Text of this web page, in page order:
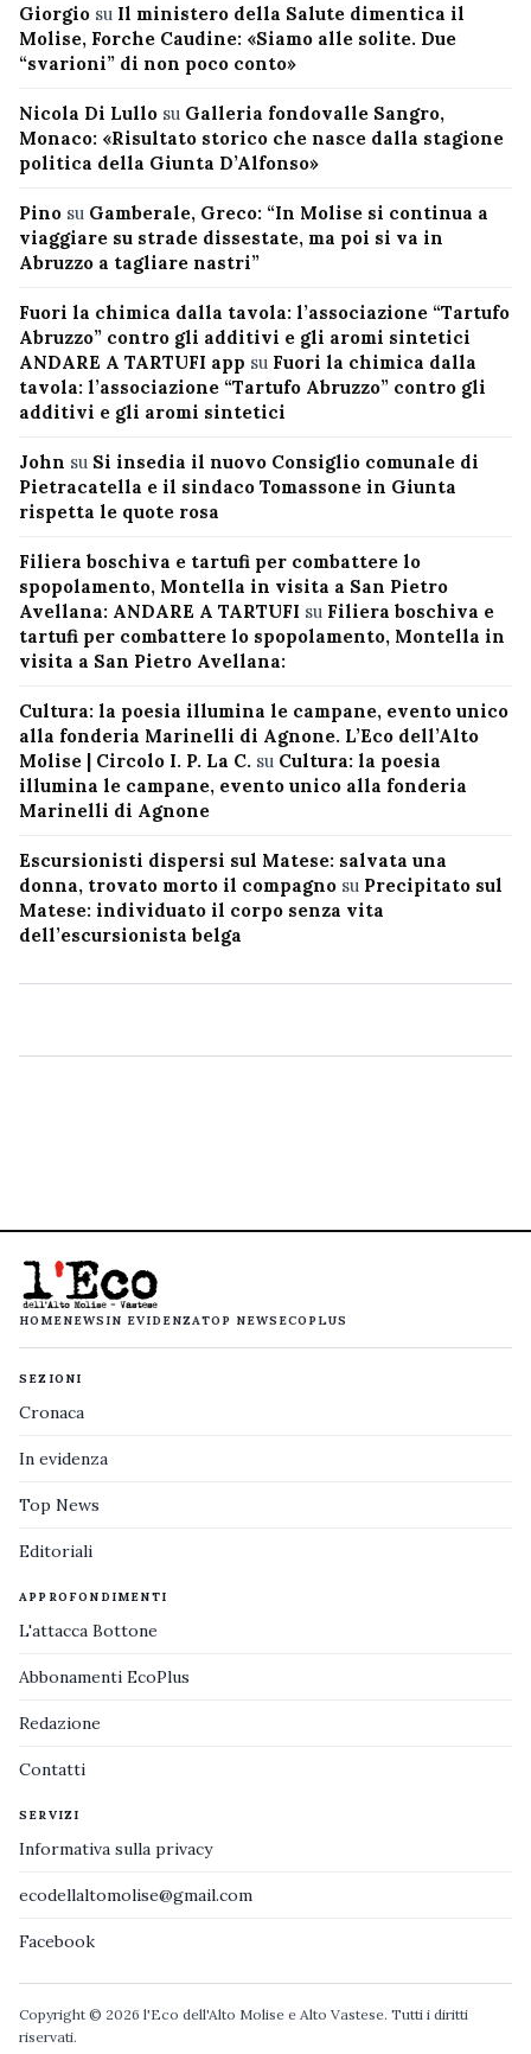
Giorgio su Il ministero della Salute dimentica il
Molise, Forche Caudine: «Siamo alle solite. Due
“svarioni” di non poco conto»
Nicola Di Lullo su Galleria fondovalle Sangro,
Monaco: «Risultato storico che nasce dalla stagione
politica della Giunta D’Alfonso»
Pino su Gamberale, Greco: “In Molise si continua a
viaggiare su strade dissestate, ma poi si va in
Abruzzo a tagliare nastri”
Fuori la chimica dalla tavola: l’associazione “Tartufo
Abruzzo” contro gli additivi e gli aromi sintetici
ANDARE A TARTUFI app su Fuori la chimica dalla
tavola: l’associazione “Tartufo Abruzzo” contro gli
additivi e gli aromi sintetici
John su Si insedia il nuovo Consiglio comunale di
Pietracatella e il sindaco Tomassone in Giunta
rispetta le quote rosa
Filiera boschiva e tartufi per combattere lo
spopolamento, Montella in visita a San Pietro
Avellana: ANDARE A TARTUFI su Filiera boschiva e
tartufi per combattere lo spopolamento, Montella in
visita a San Pietro Avellana:
Cultura: la poesia illumina le campane, evento unico
alla fonderia Marinelli di Agnone. L’Eco dell’Alto
Molise | Circolo I. P. La C. su Cultura: la poesia
illumina le campane, evento unico alla fonderia
Marinelli di Agnone
Escursionisti dispersi sul Matese: salvata una
donna, trovato morto il compagno su Precipitato sul
Matese: individuato il corpo senza vita
dell’escursionista belga
HOMENEWS IN EVIDENZATOP NEWS ECOPLUS
SEZIONI
Cronaca
In evidenza
Top News
Editoriali
APPROFONDIMENTI
L'attacca Bottone
Abbonamenti EcoPlus
Redazione
Contatti
SERVIZI
Informativa sulla privacy
ecodellaltomolise@gmail.com
Facebook
Copyright © 2026 l'Eco dell'Alto Molise e Alto Vastese. Tutti i diritti
riservati.